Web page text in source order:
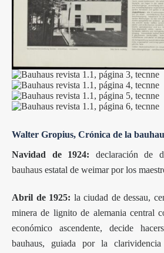
Walter Gropius, Crónica de la
Navidad de 1924: declaración de
bauhaus estatal de weimar por los
Abril de 1925: la ciudad de dessau,
minera de lignito de alemania central
económico ascendente, decide
bauhaus, guiada por la